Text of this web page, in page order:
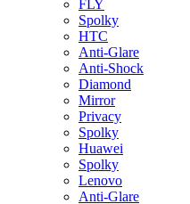
FLY
Spolky
HTC
Anti-Glare
Anti-Shock
Diamond
Mirror
Privacy
Spolky
Huawei
Spolky
Lenovo
Anti-Glare